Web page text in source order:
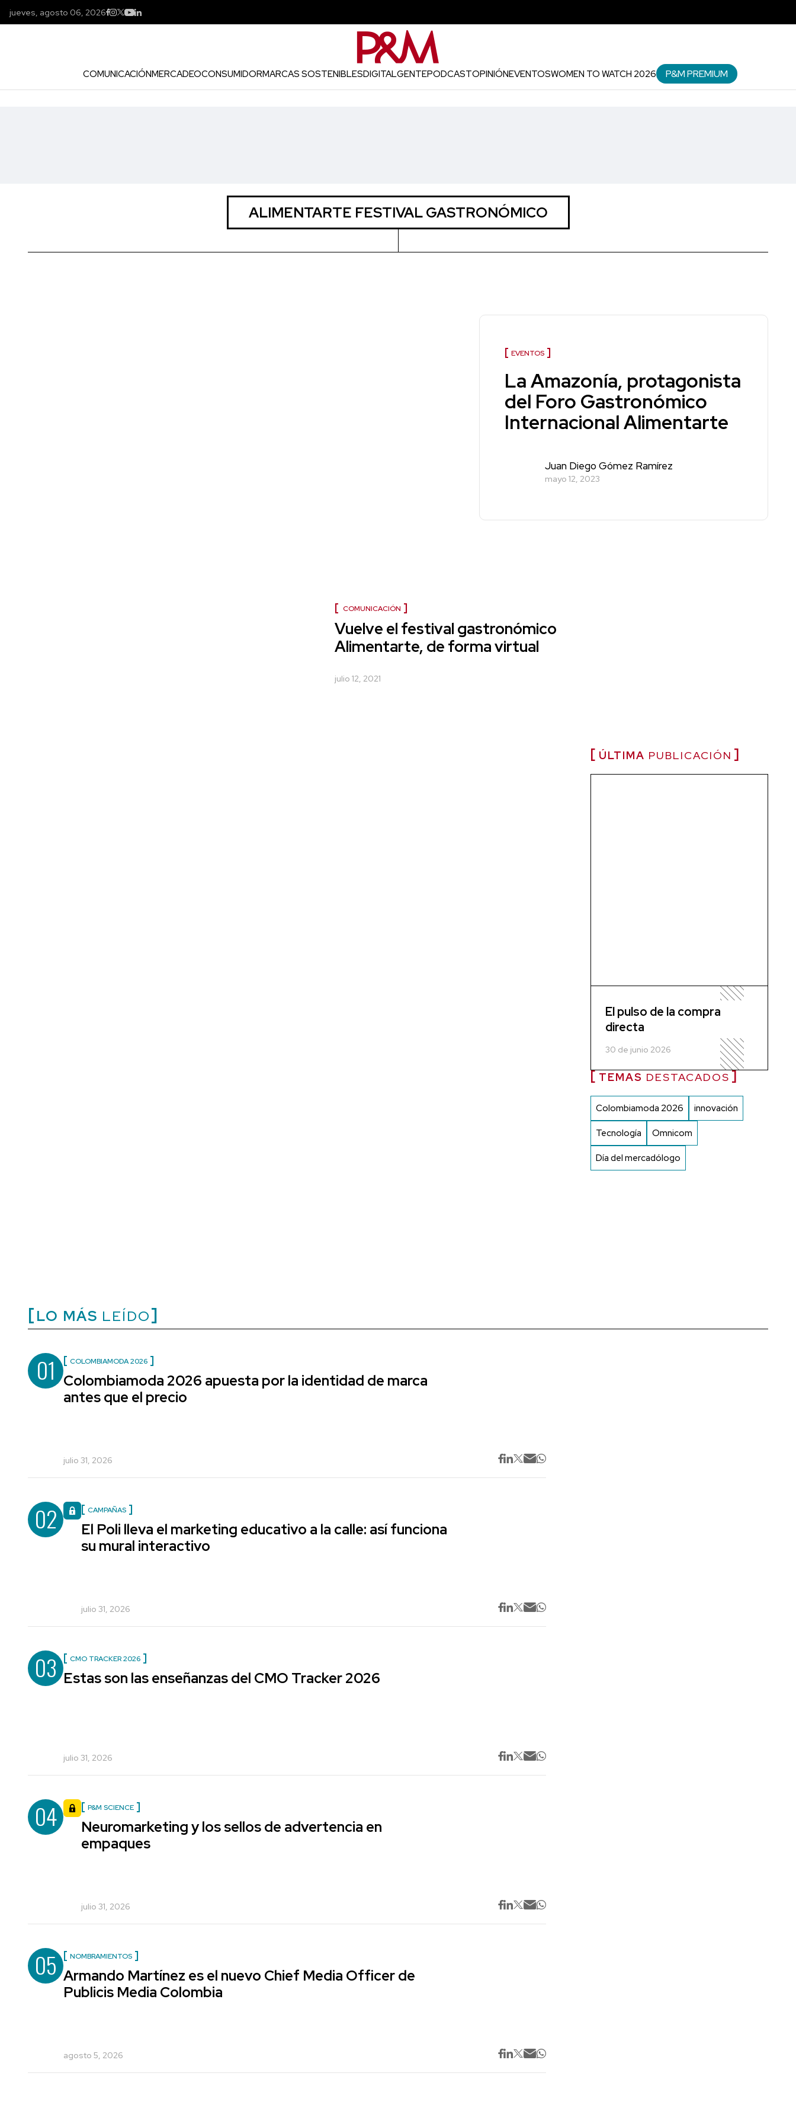
jueves, agosto 06, 2026
COMUNICACIÓNMERCADEOCONSUMIDORMARCAS SOSTENIBLESDIGITALGENTEPODCASTOPINIÓNEVENTOSWOMEN TO WATCH 2026 P&M PREMIUM
ALIMENTARTE FESTIVAL GASTRONÓMICO
EVENTOS
La Amazonía, protagonista
del Foro Gastronómico
Internacional Alimentarte
Juan Diego Gómez Ramírez
mayo 12, 2023
COMUNICACIÓN
Vuelve el festival gastronómico
Alimentarte, de forma virtual
julio 12, 2021
ÚLTIMA PUBLICACIÓN
El pulso de la compra
directa
30 de junio 2026
TEMAS DESTACADOS
Colombiamoda 2026 innovación
Tecnología Omnicom
Día del mercadólogo
LO MÁS LEÍDO
01 COLOMBIAMODA 2026
Colombiamoda 2026 apuesta por la identidad de marca
antes que el precio
julio 31, 2026
02 CAMPAÑAS
El Poli lleva el marketing educativo a la calle: así funciona
su mural interactivo
julio 31, 2026
03 CMO TRACKER 2026
Estas son las enseñanzas del CMO Tracker 2026
julio 31, 2026
04 P&M SCIENCE
Neuromarketing y los sellos de advertencia en
empaques
julio 31, 2026
05 NOMBRAMIENTOS
Armando Martínez es el nuevo Chief Media Officer de
Publicis Media Colombia
agosto 5, 2026